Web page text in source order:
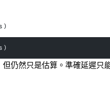
仍然只是估算。準確延遲只